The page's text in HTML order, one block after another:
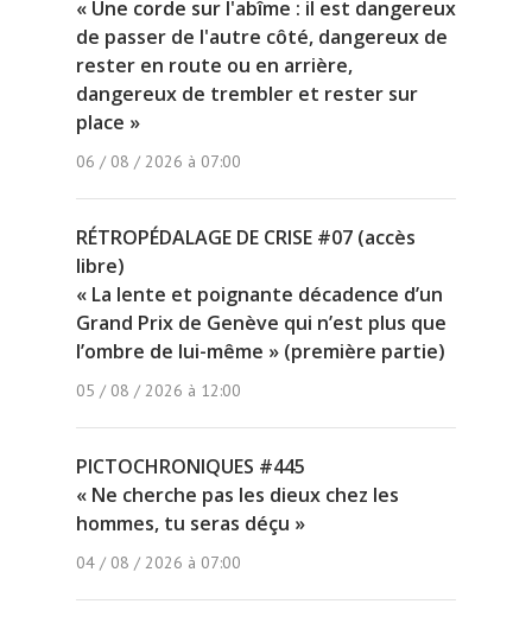
« Une corde sur l'abîme : il est dangereux
de passer de l'autre côté, dangereux de
rester en route ou en arrière,
dangereux de trembler et rester sur
place »
06 / 08 / 2026 à 07:00
RÉTROPÉDALAGE DE CRISE #07 (accès
libre)
« La lente et poignante décadence d’un
Grand Prix de Genève qui n’est plus que
l’ombre de lui-même » (première partie)
05 / 08 / 2026 à 12:00
PICTOCHRONIQUES #445
« Ne cherche pas les dieux chez les
hommes, tu seras déçu »
04 / 08 / 2026 à 07:00